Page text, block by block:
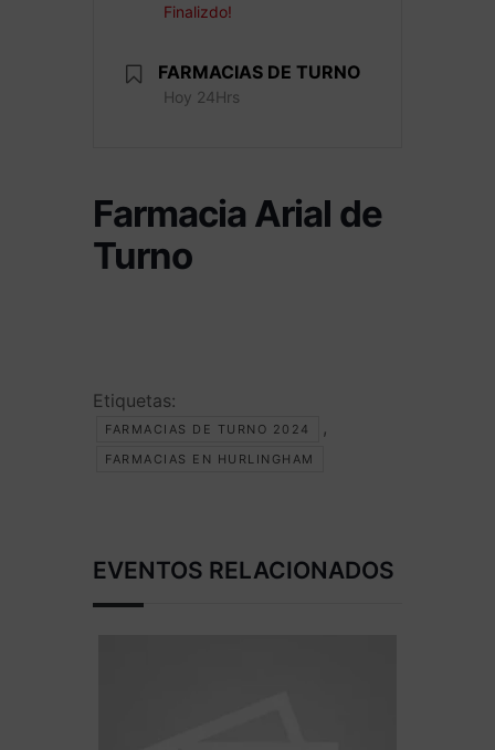
Finalizdo!
FARMACIAS DE TURNO
Hoy 24Hrs
Farmacia Arial de
Turno
Etiquetas:
FARMACIAS DE TURNO 2024 ,
FARMACIAS EN HURLINGHAM
EVENTOS RELACIONADOS